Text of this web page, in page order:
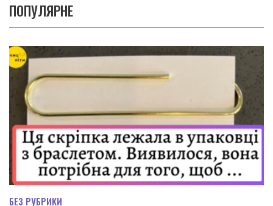
ПОПУЛЯРНЕ
БЕЗ РУБРИКИ